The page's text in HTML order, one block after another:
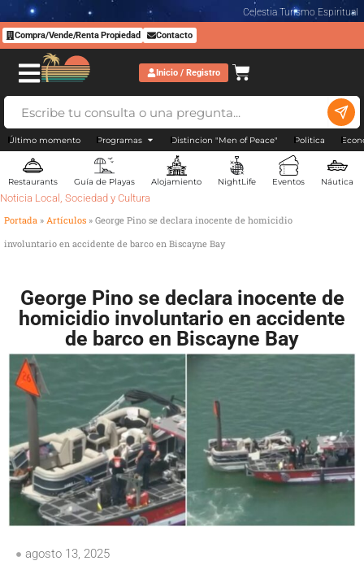
Celestia Turismo Espiritual
Compra/Vende/Renta Propiedad Contacto
Inicio / Registro
Último momento Programas Distincion "Men of Peace" Politica
Restaurants Guía de Playas Alojamiento NightLife Eventos Náutica
Noticia Local , Sociedad y Cultura
Portada » Artículos » George Pino se declara inocente de homicidio
involuntario en accidente de barco en Biscayne Bay
George Pino se declara inocente de
homicidio involuntario en accidente
de barco en Biscayne Bay
agosto 13, 2025